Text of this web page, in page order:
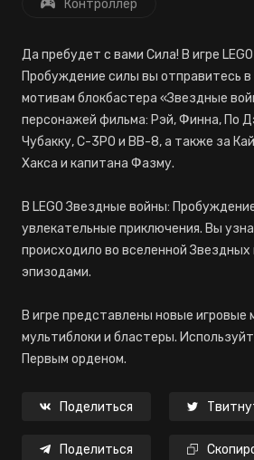
Контроллер
Да пребудет с вами Сила! В игре
Пробуждение силы вы отправитесь
мотивам блокбастера «Звездные
персонажей фильма: Рэй, Финна, По
Чубакку, C-3PO и BB-8, а также за
Хакса и капитана Фазму.
В LEGO Звездные войны:
увлекательные приключения. Вы
происходило во вселенной Звездных
эпизодами.
В игре представлены новые игровые
мультиблоки и бластеры.
Первым орденом.
Поделиться
Поделиться